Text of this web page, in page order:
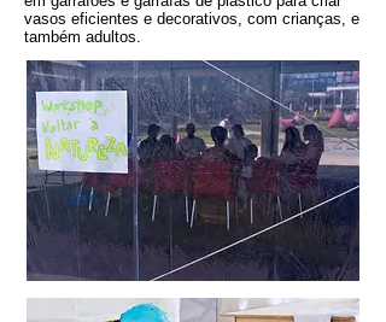
vasos eficientes e decorativos, com crianças, e
também adultos.